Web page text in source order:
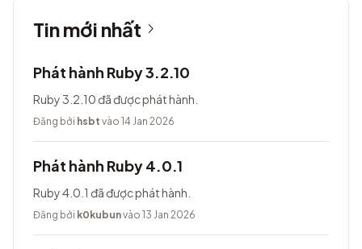
Tin mới nhất
Phát hành Ruby 3.2.10
Ruby 3.2.10 đã được phát hành.
Đăng bởi hsbt vào 14 Jan 2026
Phát hành Ruby 4.0.1
Ruby 4.0.1 đã được phát hành.
Đăng bởi k0kubunvào 13 Jan 2026